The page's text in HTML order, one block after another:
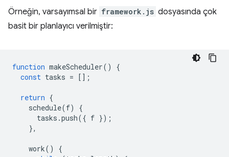
Örneğin, varsayımsal bir framework.js dosyasında çok
basit bir planlayıcı verilmiştir:
function makeScheduler()
{
const tasks = [];
return {
schedule(f)
{
tasks .push({ f });
},
work()
{